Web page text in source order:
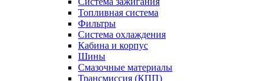
Топливная система
Фильтры
Система охлаждения
Кабина и корпус
Шины
Смазочные материалы
Трансмиссия (КПП)